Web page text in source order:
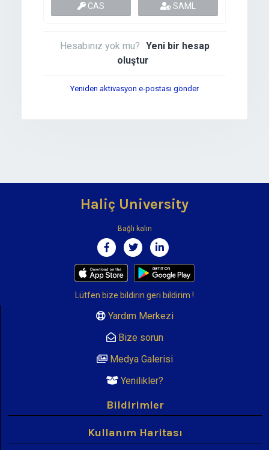
CAS SAML
Hesabınız yok mu? Yeni bir hesap
oluştur
Yeniden aktivasyon e-postası gönder
Haliç University
Bağlı kalın
Lütfen bize bildirin geri bildirim !
Yardım Merkezi
Bize sorun
Medya Galerisi
Yenilikler?
Bildirimler
Kullanım Haritası